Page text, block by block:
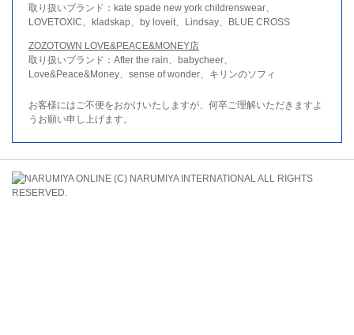
取り扱いブランド：kate spade new york childrenswear、
LOVETOXIC、kladskap、by loveit、Lindsay、BLUE CROSS
ZOZOTOWN LOVE&PEACE&MONEY店
取り扱いブランド：After the rain、babycheer、
Love&Peace&Money、sense of wonder、キリンのソフィ
お客様にはご不便をおかけいたしますが、何卒ご理解いただきますよ
うお願い申し上げます。